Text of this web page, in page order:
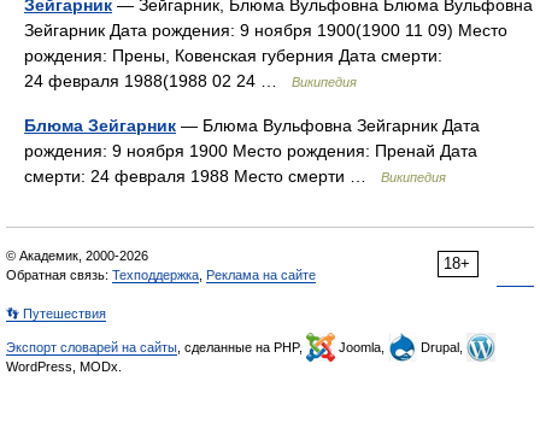
Зейгарник — Зейгарник, Блюма Вульфовна Блюма Вульфовна
Зейгарник Дата рождения: 9 ноября 1900(1900 11 09) Место
рождения: Прены, Ковенская губерния Дата смерти:
24 февраля 1988(1988 02 24 …
Википедия
Блюма Зейгарник — Блюма Вульфовна Зейгарник Дата
рождения: 9 ноября 1900 Место рождения: Пренай Дата
смерти: 24 февраля 1988 Место смерти …
Википедия
18+
© Академик, 2000-2026
Обратная связь: Техподдержка Реклама на сайте
👣 Путешествия
Экспорт словарей на сайты , сделанные на PHP, Joomla,
Drupal,
WordPress, MODx.